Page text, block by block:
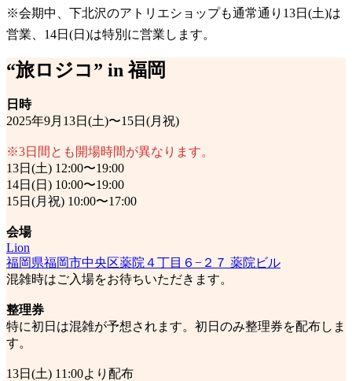
※会期中、下北沢のアトリエショップも通常通り13日(土)は
営業、14日(日)は特別に営業します。
“旅ロジコ” in 福岡
日時
2025年9月13日(土)〜15日(月祝)
※3日間とも開場時間が異なります。
13日(土) 12:00〜19:00
14日(日) 10:00〜19:00
15日(月祝) 10:00〜17:00
会場
Lion
福岡県福岡市中央区薬院４丁目６−２７ 薬院ビル
混雑時はご入場をお待ちいただきます。
整理券
特に初日は混雑が予想されます。初日のみ整理券を配布しま
す。
13日(土) 11:00より配布